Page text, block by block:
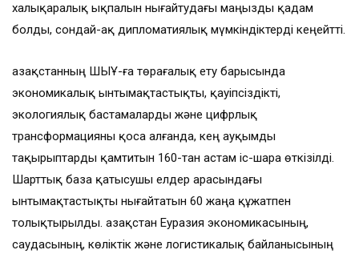
халықаралық ықпалын нығайтудағы маңызды қадам
болды, сондай-ақ дипломатиялық мүмкіндіктерді кеңейтті.
Қазақстанның ШЫҰ-ға төрағалық ету барысында
экономикалық ынтымақтастықты, қауіпсіздікті,
экологиялық бастамаларды және цифрлық
трансформацияны қоса алғанда, кең ауқымды
тақырыптарды қамтитын 160-тан астам іс-шара өткізілді.
Шарттық база қатысушы елдер арасындағы
ынтымақтастықты нығайтатын 60 жаңа құжатпен
толықтырылды. Қазақстан Еуразия экономикасының,
саудасының, көліктік және логистикалық байланысының